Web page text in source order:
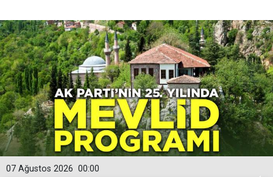
00:00
07 Ağustos 2026